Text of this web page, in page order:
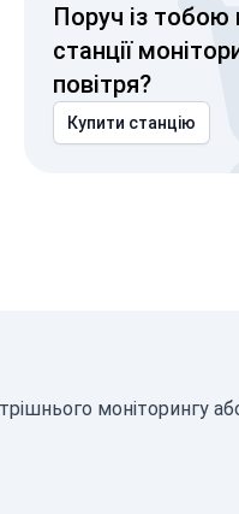
Поруч із тобою
станції
повітря?
Купити станцію
моніторингу